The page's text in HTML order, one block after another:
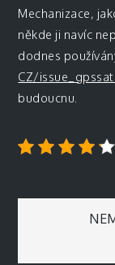
Mechanizace,
někde ji navíc
dodnes
CZ/
budoucnu.